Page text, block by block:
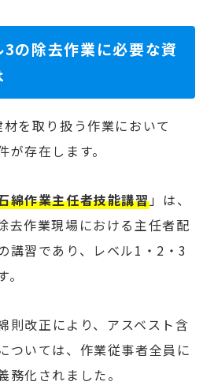
の除去作業に必要な資
を取り扱う作業において
存在します。
綿作業主任者技能講習」は、
去作業現場における主任者配
講習であり、レベル1・2・3
則改正により、アスベスト含
ついては、作業従事者全員に
務化されました。